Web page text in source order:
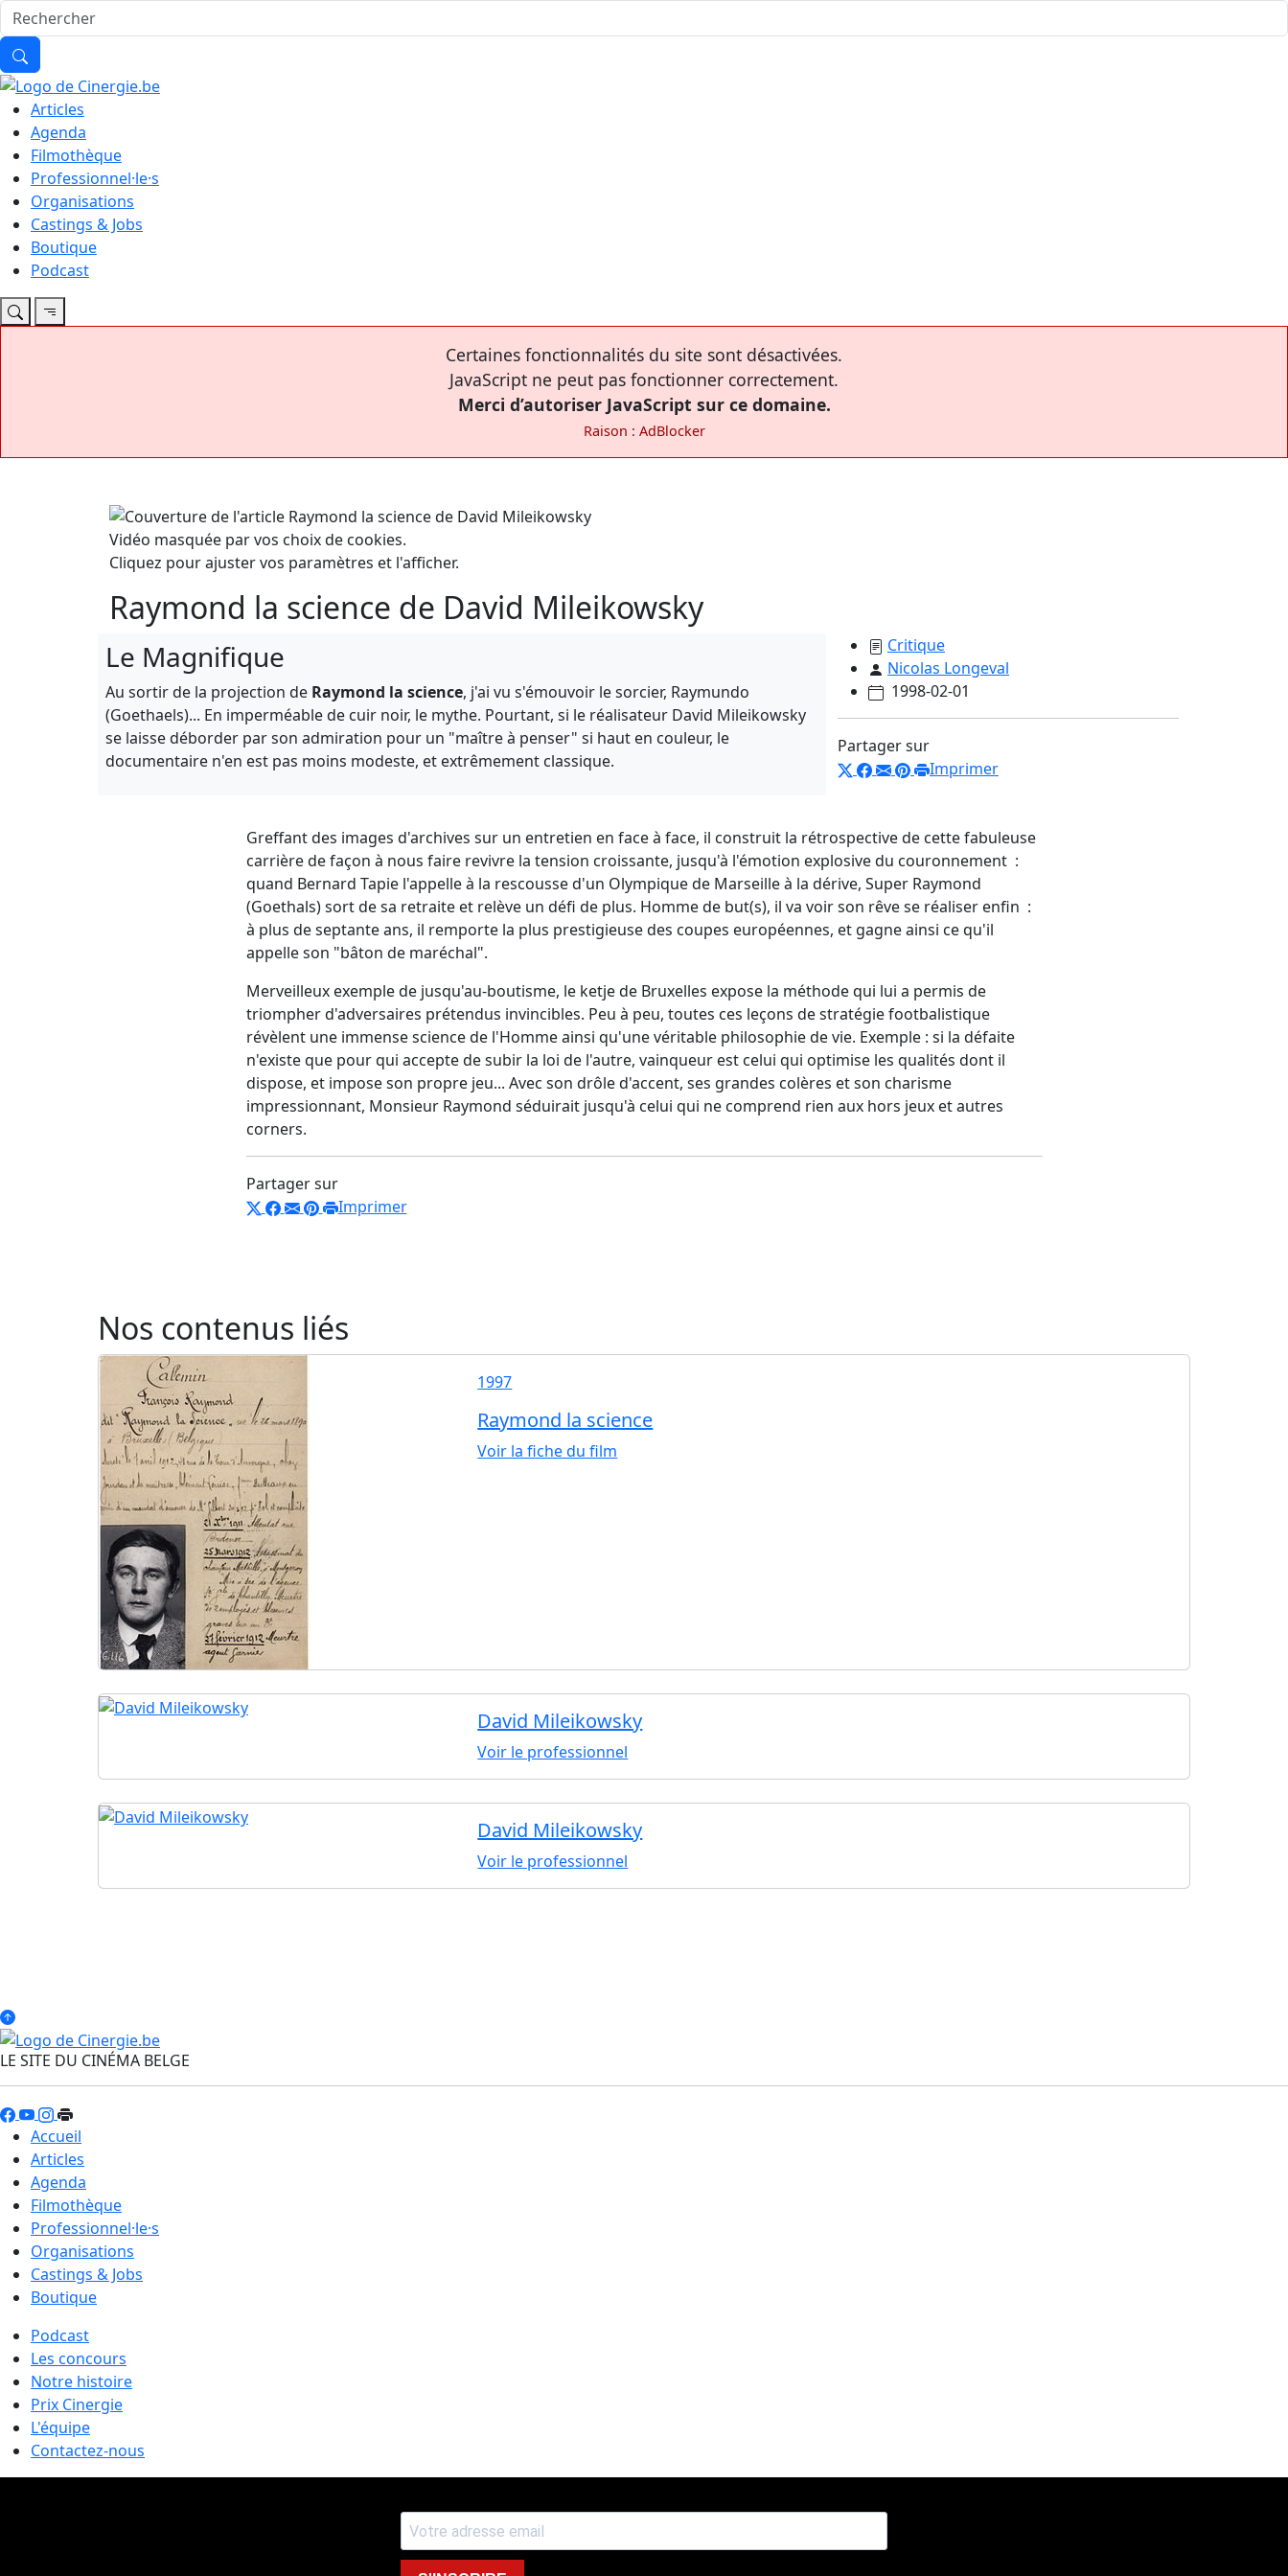
Articles
Agenda
Filmothèque
Professionnel·le·s
Organisations
Castings & Jobs
Boutique
Podcast
Certaines fonctionnalités du site sont désactivées.
JavaScript ne peut pas fonctionner correctement.
Merci d’autoriser JavaScript sur ce domaine.
Raison : AdBlocker
Vidéo masquée par vos choix de cookies.
Cliquez pour ajuster vos paramètres et l'afficher.
Raymond la science de David Mileikowsky
Le Magnifique
Au sortir de la projection de Raymond la science, j'ai vu s'émouvoir le sorcier, Raymundo
(Goethaels)... En imperméable de cuir noir, le mythe. Pourtant, si le réalisateur David Mileikowsky
se laisse déborder par son admiration pour un "maître à penser" si haut en couleur, le
documentaire n'en est pas moins modeste, et extrêmement classique.
Critique
Nicolas Longeval
1998-02-01
Partager sur
Imprimer
Greffant des images d'archives sur un entretien en face à face, il construit la rétrospective de cette fabuleuse
carrière de façon à nous faire revivre la tension croissante, jusqu'à l'émotion explosive du couronnement :
quand Bernard Tapie l'appelle à la rescousse d'un Olympique de Marseille à la dérive, Super Raymond
(Goethals) sort de sa retraite et relève un défi de plus. Homme de but(s), il va voir son rêve se réaliser enfin :
à plus de septante ans, il remporte la plus prestigieuse des coupes européennes, et gagne ainsi ce qu'il
appelle son "bâton de maréchal".
Merveilleux exemple de jusqu'au-boutisme, le ketje de Bruxelles expose la méthode qui lui a permis de
triompher d'adversaires prétendus invincibles. Peu à peu, toutes ces leçons de stratégie footbalistique
révèlent une immense science de l'Homme ainsi qu'une véritable philosophie de vie. Exemple : si la défaite
n'existe que pour qui accepte de subir la loi de l'autre, vainqueur est celui qui optimise les qualités dont il
dispose, et impose son propre jeu... Avec son drôle d'accent, ses grandes colères et son charisme
impressionnant, Monsieur Raymond séduirait jusqu'à celui qui ne comprend rien aux hors jeux et autres
corners.
Partager sur
Imprimer
Nos contenus liés
1997
Raymond la science
Voir la fiche du film
David Mileikowsky
Voir le professionnel
David Mileikowsky
Voir le professionnel
LE SITE DU CINÉMA BELGE
Accueil
Articles
Agenda
Filmothèque
Professionnel·le·s
Organisations
Castings & Jobs
Boutique
Podcast
Les concours
Notre histoire
Prix Cinergie
L'équipe
Contactez-nous